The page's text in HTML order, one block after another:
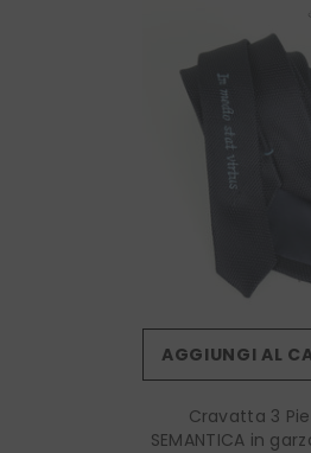
AGGIUNGI AL
Cravatta 3
SEMANTICA in